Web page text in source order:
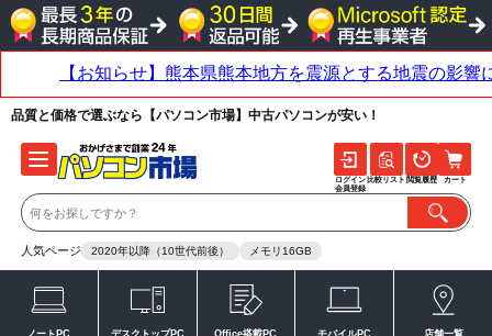
品質と価格で選ぶなら【パソコン市場】中古パソコンが安い！
人気ページ 2020年以降（10世代前後） メモリ16GB
ログイン
会員登録
比較リスト 閲覧履歴 カート
ノートPC デスクトップPC Office搭載PC モバイルPC 店舗一覧